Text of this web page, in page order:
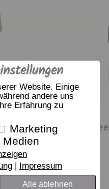
Website. Einige
andere uns
Erfahrung zu
Marketing
Medien
Impressum
Alle ablehnen
Baumwoll-Waffelpikee
dem typischen
Mantel hat einen
Tasche davon mit